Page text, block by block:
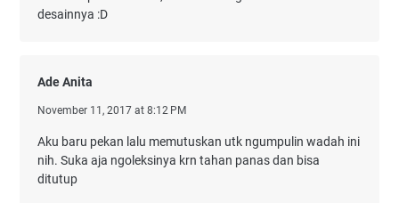
desainnya :D
Ade Anita
November 11, 2017 at 8:12 PM
Aku baru pekan lalu memutuskan utk ngumpulin wadah ini
nih. Suka aja ngoleksinya krn tahan panas dan bisa
ditutup